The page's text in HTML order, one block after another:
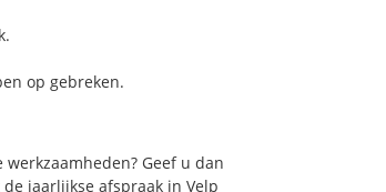
op gebreken.
Geef u dan
jaarlijkse afspraak in Velp